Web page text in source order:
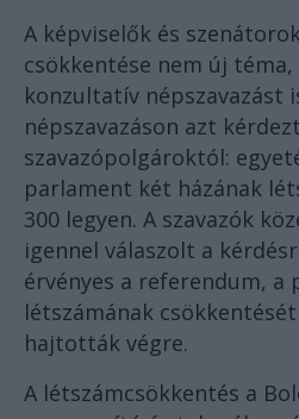
A képviselők és
csökkentése nem új téma,
konzultatív népszavazást
népszavazáson azt
szavazópolgároktól:
parlament két házának
300 legyen. A szavazók
igennel válaszolt a
érvényes a referendum, a
létszámának
hajtották végre.
A létszámcsökkentés a